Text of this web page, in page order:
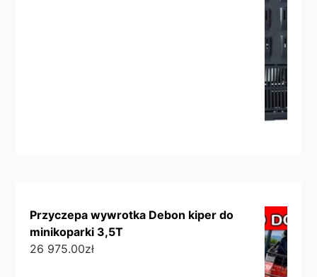
Przyczepa wywrotka Debon kiper do
minikoparki 3,5T
26 975.00zł